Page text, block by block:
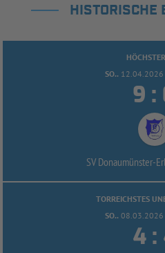
HISTORISCHE
SO..
 :
SV Donaumünster-
TORREICHSTES
SO..
 :